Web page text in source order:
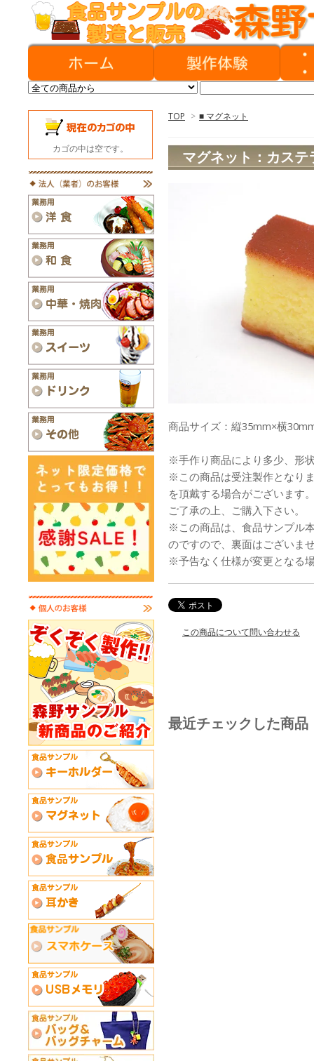
TOP > ■ マグネット
マグネット：カステ
商品サイズ：縦35mm×横
※手作り商品により多少、形
※この商品は受注製作となり
を頂戴する場合がございます
ご了承の上、ご購入下さい。
※この商品は、食品サンプル
のですので、裏面はございま
※予告なく仕様が変更となる
この商品について問い合わせる
最近チェックした商品
カゴの中は空です。